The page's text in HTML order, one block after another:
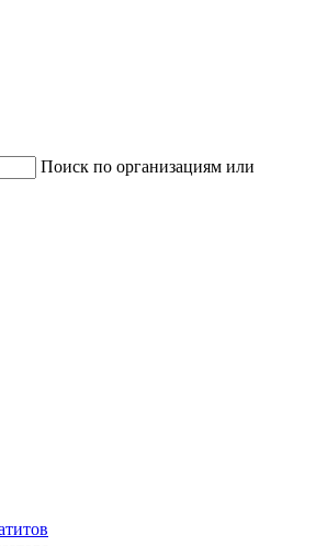
Поиск по организациям или